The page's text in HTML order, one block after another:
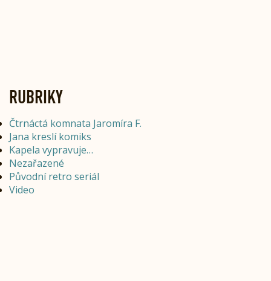
RUBRIKY
Čtrnáctá komnata Jaromíra F.
Jana kreslí komiks
Kapela vypravuje…
Nezařazené
Původní retro seriál
Video